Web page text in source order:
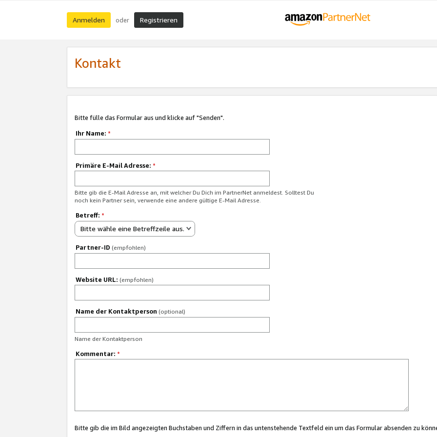
Anmelden oder Registrieren
Kontakt
Bitte fülle das Formular aus und klicke auf "Senden".
Ihr Name: *
Primäre E-Mail Adresse: *
Bitte gib die E-Mail Adresse an, mit welcher Du Dich im PartnerNet anmeldest. Solltest Du
noch kein Partner sein, verwende eine andere gültige E-Mail Adresse.
Betreff: *
Bitte wähle eine Betreffzeile aus.
Partner-ID (empfohlen)
Website URL: (empfohlen)
Name der Kontaktperson (optional)
Name der Kontaktperson
Kommentar: *
Bitte gib die im Bild angezeigten Buchstaben und Ziffern in das untenstehende Textfeld ein um das Formular absenden zu